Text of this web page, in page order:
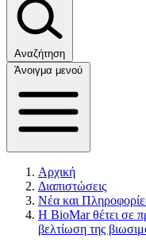
Αναζήτηση
Άνοιγμα μενού
Αρχική
Διαπιστώσεις
Νέα και
Η BioMar θέτει σε
βελτίωση της